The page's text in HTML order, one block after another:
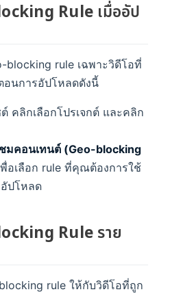
Rule เมื่ออัป
rule เฉพาะวิดีโอที่
นการอัปโหลดดังนี้
คลิกเลือกโปรเจกต์ และคลิก
มคอนเทนต์ (Geo-blocking
พื่อเลือก rule ที่คุณต้องการใช้
ปโหลด
Rule ราย
rule ให้กับวิดีโอที่ถูก